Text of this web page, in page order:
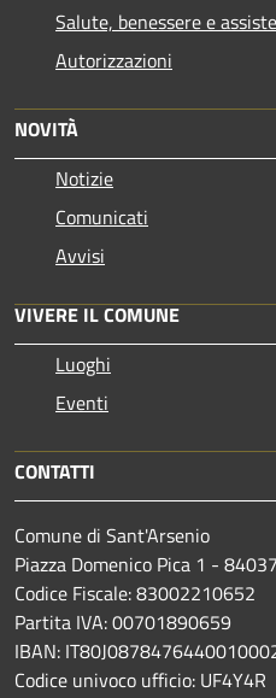
Salute, benessere e
Autorizzazioni
NOVITÀ
Notizie
Comunicati
Avvisi
VIVERE IL COMUNE
Luoghi
Eventi
CONTATTI
Comune di Sant'Arsenio
Piazza Domenico Pica 1 -
Codice Fiscale: 83002210652
Partita IVA: 00701890659
IBAN:
Codice univoco ufficio: UF4Y4R